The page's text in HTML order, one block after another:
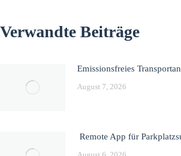
Verwandte Beiträge
Emissionsfreies
August 7, 2026
Remote App für